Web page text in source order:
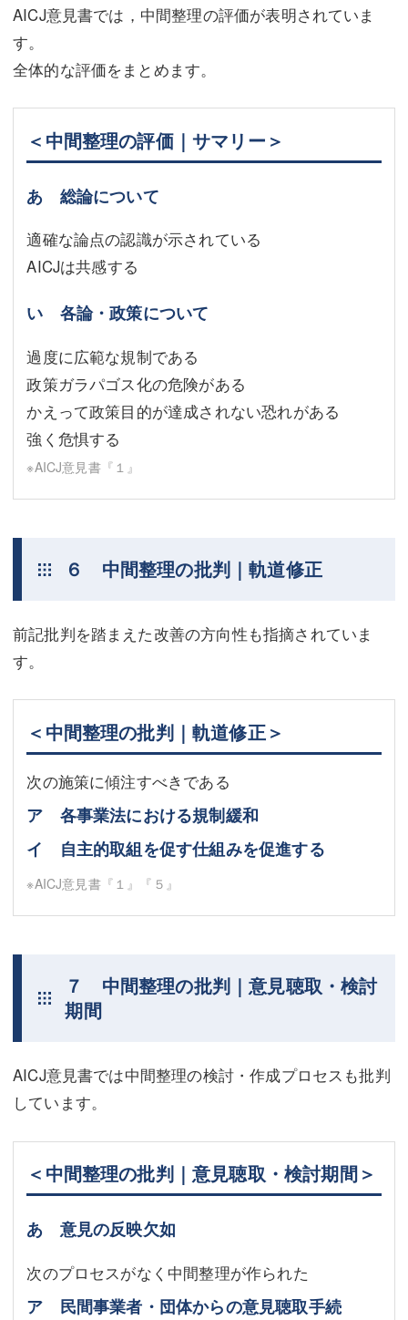
AICJ意見書では，中間整理の評価が表明されていま
す。
全体的な評価をまとめます。
＜中間整理の評価｜サマリー＞
あ 総論について
適確な論点の認識が示されている
AICJは共感する
い 各論・政策について
過度に広範な規制である
政策ガラパゴス化の危険がある
かえって政策目的が達成されない恐れがある
強く危惧する
※AICJ意見書『１』
６ 中間整理の批判｜軌道修正
前記批判を踏まえた改善の方向性も指摘されていま
す。
＜中間整理の批判｜軌道修正＞
次の施策に傾注すべきである
ア 各事業法における規制緩和
イ 自主的取組を促す仕組みを促進する
※AICJ意見書『１』『５』
７ 中間整理の批判｜意見聴取・検討
期間
AICJ意見書では中間整理の検討・作成プロセスも批判
しています。
＜中間整理の批判｜意見聴取・検討期間＞
あ 意見の反映欠如
次のプロセスがなく中間整理が作られた
ア 民間事業者・団体からの意見聴取手続